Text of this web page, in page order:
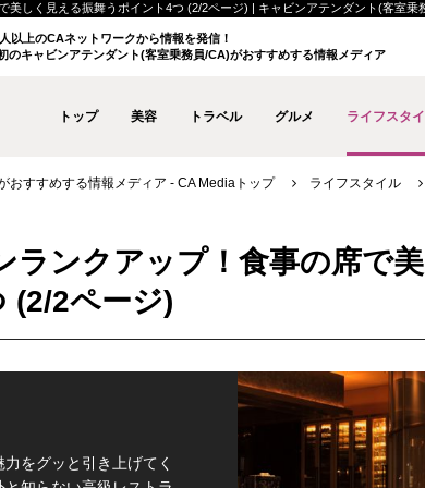
美しく見える振舞うポイント4つ (2/2ページ) | キャビンアテンダント(客室乗
以上のCAネットワークから情報を発信！
のキャビンアテンダント(客室乗務員/CA)がおすすめする情報メディア
トップ 美容 トラベル グルメ ライフスタ
おすすめする情報メディア - CA Mediaトップ ライフスタイル
ランクアップ！食事の席で
(2/2ページ)
をグッと引き上げてく